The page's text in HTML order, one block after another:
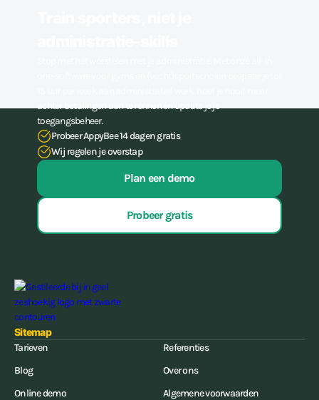
achter betalingen aan te rennen én update je je
toegangsbeheer.
Probeer AppyBee 14 dagen gratis
Wij regelen je overstap
Plan een demo
Probeer gratis
Sitemap
Tarieven
Referenties
Blog
Over ons
Online demo
Algemene voorwaarden